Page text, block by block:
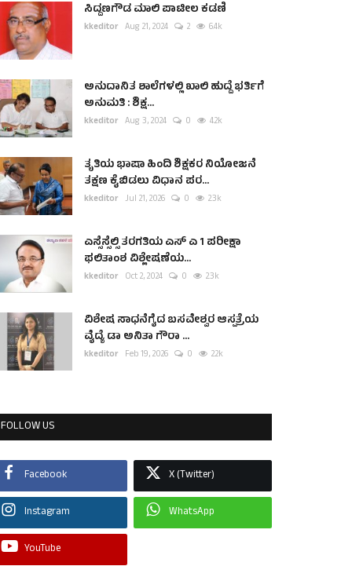
ಸಿದ್ದಣಗೌಡ ಮಾಲಿ ಪಾಟೀಲ ಕಡಣಿ
kkeditor Aug 21, 2024 2 6.4k
ಅನುದಾನಿತ ಶಾಲೆಗಳಲ್ಲಿ ಖಾಲಿ ಹುದ್ದೆ ಭರ್ತಿಗೆ
ಅನುಮತಿ : ಶಿಕ್ಷ...
kkeditor Aug 3, 2024 0 4.2k
ತೃತಿಯ ಭಾಷಾ ಹಿಂದಿ ಶಿಕ್ಷಕರ ನಿಯೋಜನೆ
ತಕ್ಷಣ ಕೈಬಿಡಲು ವಿಧಾನ ಪರ...
kkeditor Jul 21, 2026 0 2.3k
ಎಸ್ಸೆಸ್ಸೆಲ್ಸಿ ತರಗತಿಯ ಎಸ್ ಎ 1 ಪರೀಕ್ಷಾ
ಫಲಿತಾಂಶ ವಿಶ್ಲೇಷಣೆಯ...
kkeditor Oct 2, 2024 0 2.3k
ವಿಶೇಷ ಸಾಧನೆಗೈದ ಬಸವೇಶ್ವರ ಆಸ್ಪತ್ರೆಯ
ವೈದ್ಯೆ ಡಾ ಅನಿತಾ ಗೌರಾ ...
kkeditor Feb 19, 2026 0 2.2k
FOLLOW US
Facebook X (Twitter)
Instagram WhatsApp
YouTube